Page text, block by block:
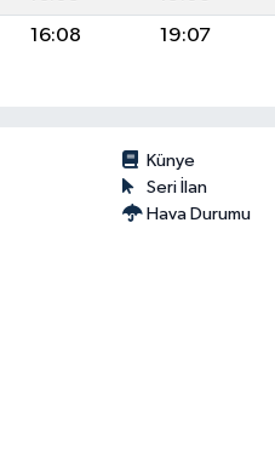
16:08 19:07
Künye
Seri İlan
Hava Durumu